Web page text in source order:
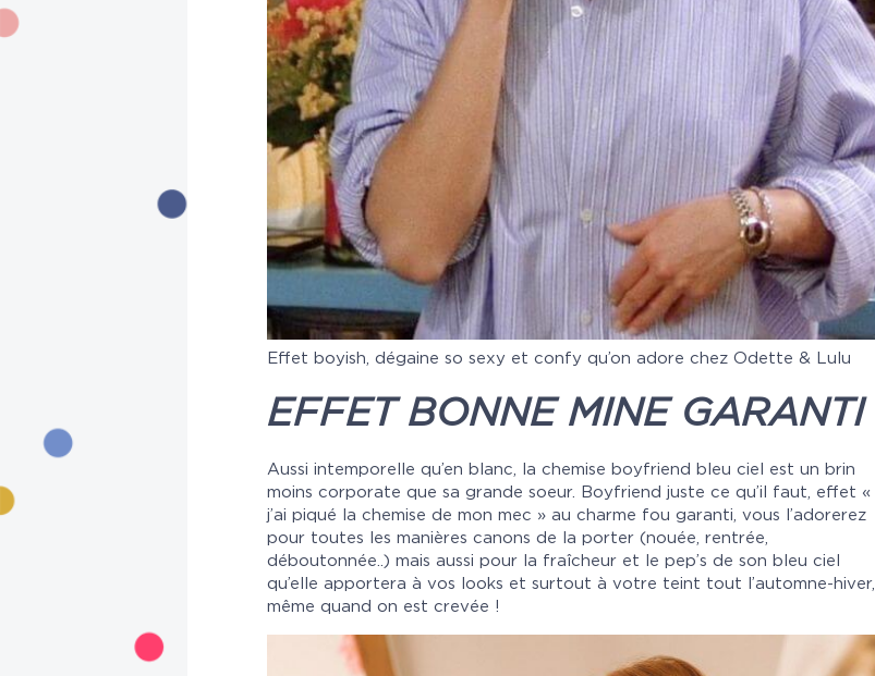
Effet boyish, dégaine so sexy et confy qu’on adore chez Odette & Lulu
EFFET BONNE MINE GARANTI
Aussi intemporelle qu’en blanc, la chemise boyfriend bleu ciel est un brin
moins corporate que sa grande soeur. Boyfriend juste ce qu’il faut, effet «
j’ai piqué la chemise de mon mec » au charme fou garanti, vous l’adorerez
pour toutes les manières canons de la porter (nouée, rentrée,
déboutonnée..) mais aussi pour la fraîcheur et le pep’s de son bleu ciel
qu’elle apportera à vos looks et surtout à votre teint tout l’automne-hiver,
même quand on est crevée !